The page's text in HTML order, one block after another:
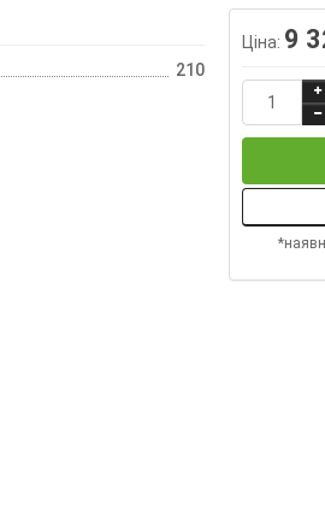
210
Ціна: 9